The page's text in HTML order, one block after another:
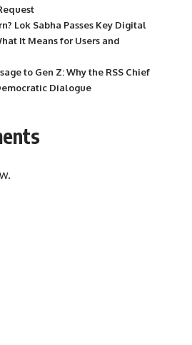
Lok Sabha Passes Key Digital
It Means for Users and
to Gen Z: Why the RSS Chief
Dialogue